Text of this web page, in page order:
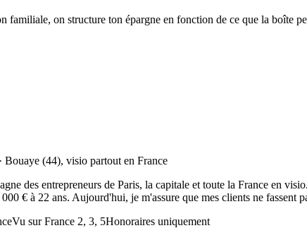
familiale, on structure ton épargne en fonction de ce que la boîte
Bouaye (44), visio partout en France
des entrepreneurs de Paris, la capitale et toute la France en
€ à 22 ans. Aujourd'hui, je m'assure que mes clients ne fassent
Vu sur France 2, 3, 5Honoraires uniquement